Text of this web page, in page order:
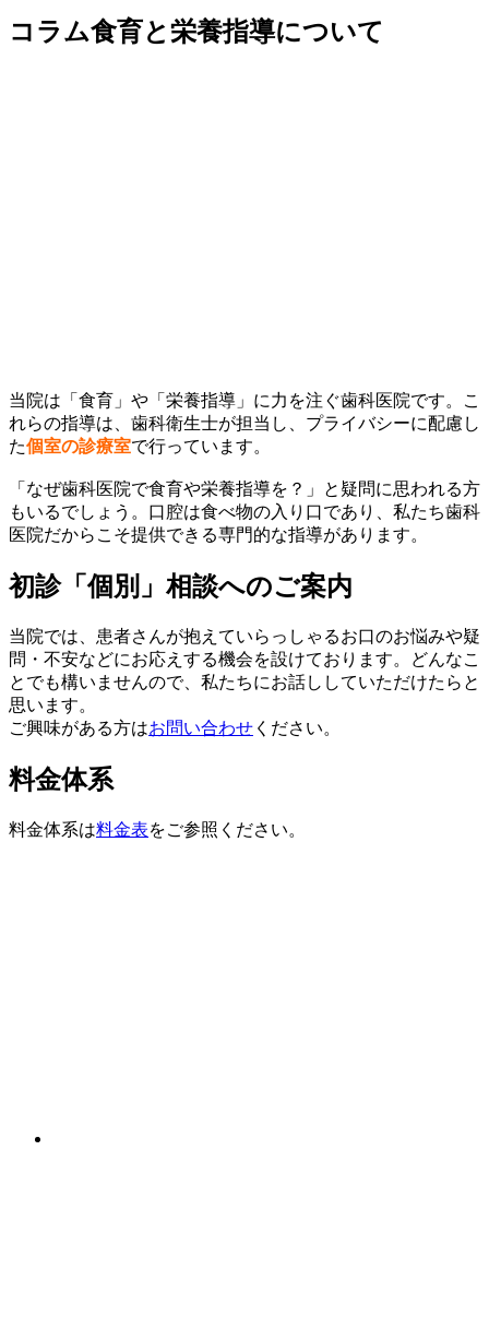
コラム食育と栄養指導について
当院は「食育」や「栄養指導」に力を注ぐ歯科医院です。こ
れらの指導は、歯科衛生士が担当し、プライバシーに配慮し
た個室の診療室で行っています。
「なぜ歯科医院で食育や栄養指導を？」と疑問に思われる方
もいるでしょう。口腔は食べ物の入り口であり、私たち歯科
医院だからこそ提供できる専門的な指導があります。
初診「個別」相談へのご案内
当院では、患者さんが抱えていらっしゃるお口のお悩みや疑
問・不安などにお応えする機会を設けております。どんなこ
とでも構いませんので、私たちにお話ししていただけたらと
思います。
ご興味がある方はお問い合わせ ください。
料金体系
料金体系は料金表をご参照ください。